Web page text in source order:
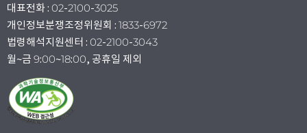
대표전화 : 02-2100-3025
개인정보분쟁조정위원회 : 1833-6972
법령해석지원센터 : 02-2100-3043
월~금 9:00~18:00, 공휴일 제외